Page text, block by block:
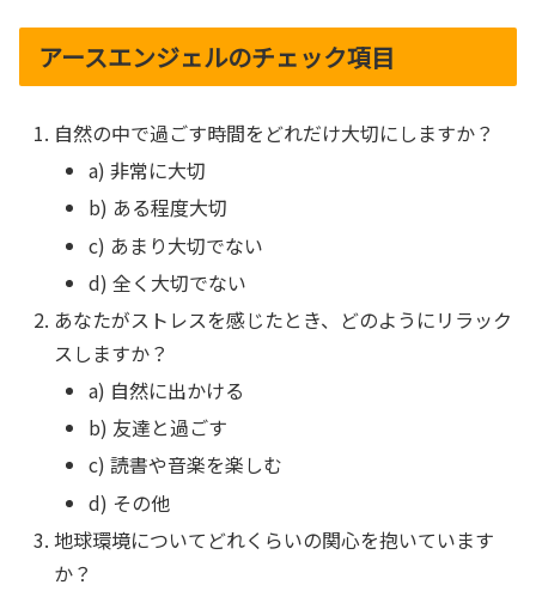
アースエンジェルのチェック項目
自然の中で過ごす時間をどれだけ大切にしますか？
a) 非常に大切
b) ある程度大切
c) あまり大切でない
d) 全く大切でない
あなたがストレスを感じたとき、どのようにリラック
スしますか？
a) 自然に出かける
b) 友達と過ごす
c) 読書や音楽を楽しむ
d) その他
地球環境についてどれくらいの関心を抱いています
か？